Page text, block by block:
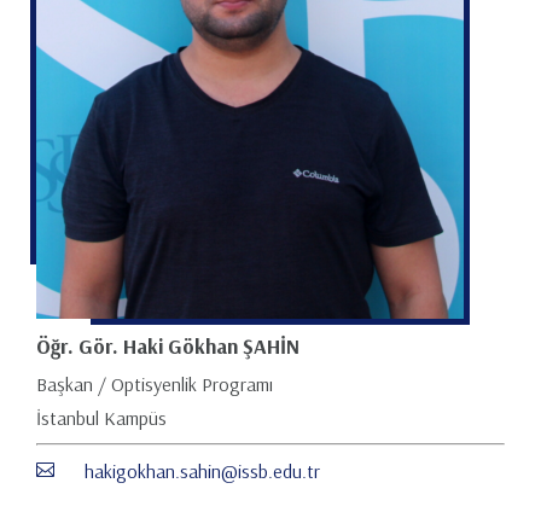
Öğr. Gör. Haki Gökhan ŞAHİN
Başkan / Optisyenlik Programı
İstanbul Kampüs
hakigokhan.sahin@issb.edu.tr